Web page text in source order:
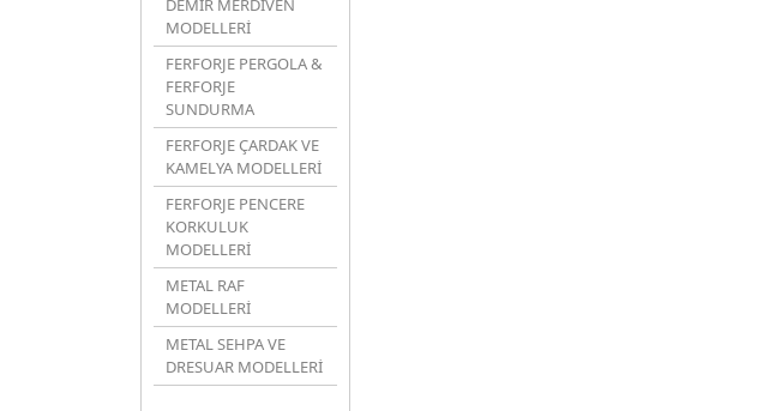
DEMİR MERDİVEN
MODELLERİ
FERFORJE PERGOLA &
FERFORJE
SUNDURMA
FERFORJE ÇARDAK VE
KAMELYA MODELLERİ
FERFORJE PENCERE
KORKULUK
MODELLERİ
METAL RAF
MODELLERİ
METAL SEHPA VE
DRESUAR MODELLERİ